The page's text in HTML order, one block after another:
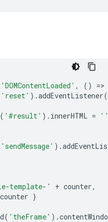
'DOMContentLoaded' , () =>
'reset' ).addEventListener(
( '#result' ). innerHTML =
'sendMessage' ).
template-' + counter,
counter }
( 'theFrame' ).